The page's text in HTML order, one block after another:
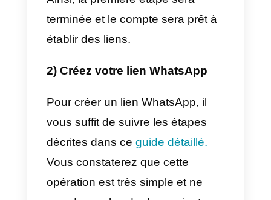
suivre ces étapes simples:
TikTok personnel en compte
professionnel
Pour ajouter des liens autres
qu’Instagramet YouTube
compteTikTok, vous devrez